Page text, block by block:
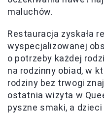
maluchów.
Restauracja zyskała
wyspecjalizowanej
o potrzeby każdej
na rodzinny obiad, w
rodziny bez trwogi
ostatnia wizyta w
pyszne smaki, a